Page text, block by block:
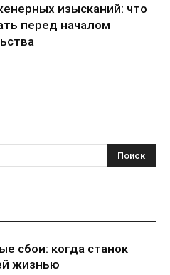
изысканий: что
перед началом
сбои: когда станок
жизнью